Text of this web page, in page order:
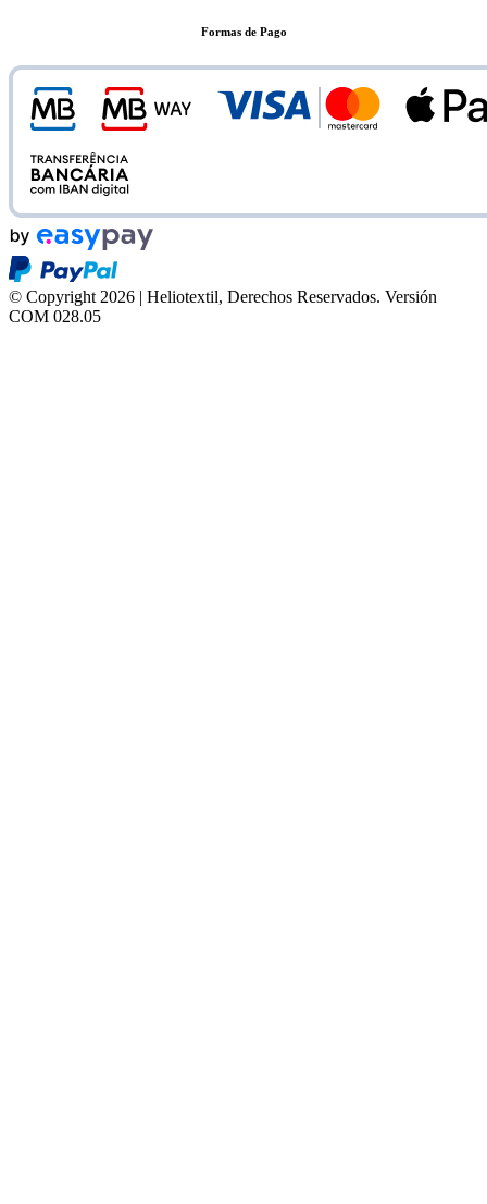
Formas de Pago
© Copyright 2026 | Heliotextil, Derechos Reservados. Versión
COM 028.05